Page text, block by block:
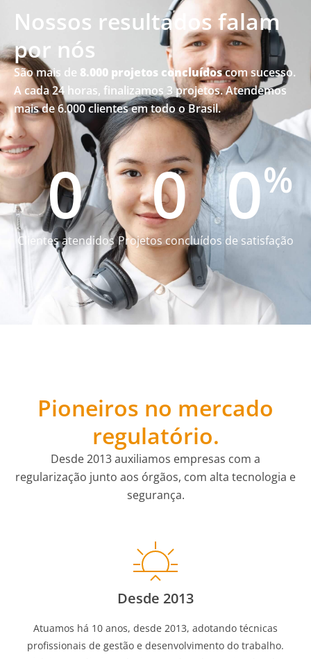
Nossos resultados falam
por nós
São mais de 8.000 projetos concluídoscom sucesso.
A cada 24 horas, finalizamos 3 projetos. Atendemos
mais de 6.000 clientes em todo o Brasil.
Clientes atendidos
0
Projetos concluídos
0
de satisfação
0%
Pioneiros no mercado
regulatório.
Desde 2013 auxiliamos empresas com a
regularização junto aos órgãos, com alta tecnologia e
segurança.
Desde 2013
Atuamos há 10 anos, desde 2013, adotando técnicas
profissionais de gestão e desenvolvimento do trabalho.